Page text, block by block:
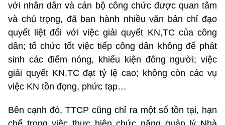
với nhân dân và cán bộ công chức được quan tâm
và chú trọng, đã ban hành nhiều văn bản chỉ đạo
quyết liệt đối với việc giải quyết KN,TC của công
dân; tổ chức tốt việc tiếp công dân không để phát
sinh các điểm nóng, khiếu kiện đông người; việc
giải quyết KN,TC đạt tỷ lệ cao; không còn các vụ
việc KN tồn đọng, phức tạp…
Bên cạnh đó, TTCP cũng chỉ ra một số tồn tại, hạn